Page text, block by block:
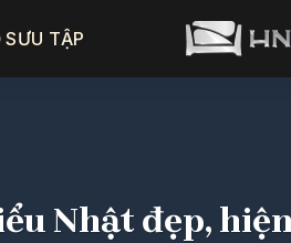
SƯU TẬP
Nhật đẹp,